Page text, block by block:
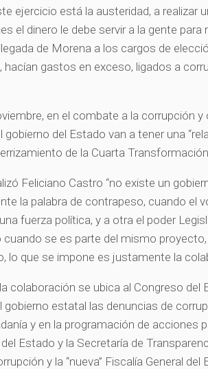
ejercicio está la austeridad, a realizar
el dinero le debe servir a la gente
de Morena a los cargos de
hacían gastos en exceso, ligados a
en el combate a la corrupción
gobierno del Estado van a tener una
de la Cuarta
Feliciano Castro “no existe un
la palabra de contrapeso, cuando el
fuerza política, y a otra el poder
cuando se es parte del mismo
lo que se impone es justamente la
colaboración se ubica al Congreso del
gobierno estatal las denuncias de
y en la programación de acciones
Estado y la Secretaría de
y la “nueva” Fiscalía General